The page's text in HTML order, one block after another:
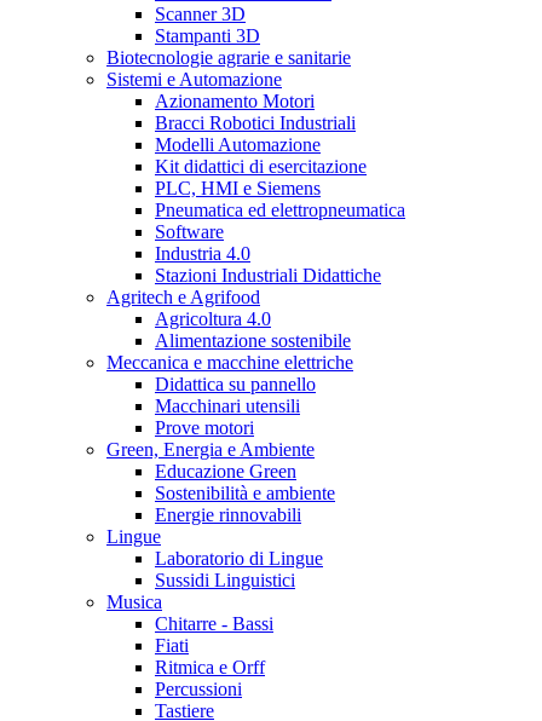
Scanner 3D
Stampanti 3D
Biotecnologie agrarie e sanitarie
Sistemi e Automazione
Azionamento Motori
Bracci Robotici Industriali
Modelli Automazione
Kit didattici di esercitazione
PLC, HMI e Siemens
Pneumatica ed elettropneumatica
Software
Industria 4.0
Stazioni Industriali Didattiche
Agritech e Agrifood
Agricoltura 4.0
Alimentazione sostenibile
Meccanica e macchine elettriche
Didattica su pannello
Macchinari utensili
Prove motori
Green, Energia e Ambiente
Educazione Green
Sostenibilità e ambiente
Energie rinnovabili
Lingue
Laboratorio di Lingue
Sussidi Linguistici
Musica
Chitarre - Bassi
Fiati
Ritmica e Orff
Percussioni
Tastiere